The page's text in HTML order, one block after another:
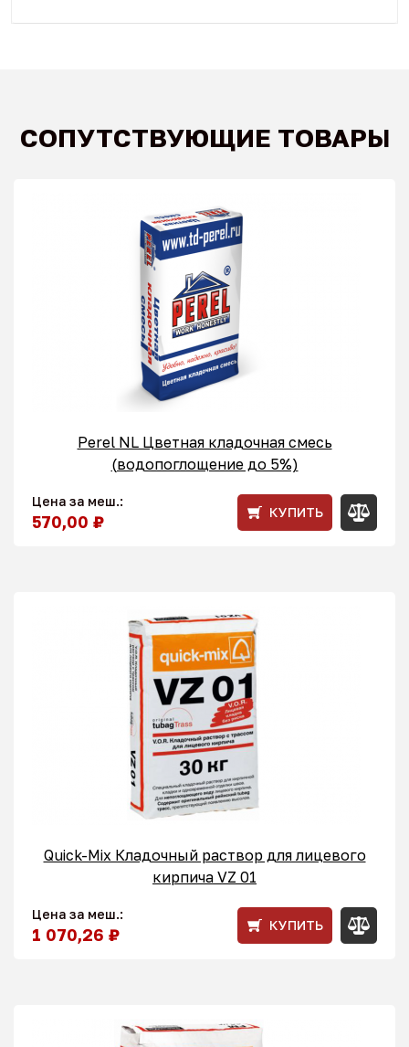
СОПУТСТВУЮЩИЕ ТОВАРЫ
Perel NL Цветная кладочная смесь
(водопоглощение до 5%)
Цена за меш.:
570,00 ₽ КУПИТЬ
Quick-Mix Кладочный раствор для лицевого
кирпича VZ 01
Цена за меш.:
1 070,26 ₽ КУПИТЬ